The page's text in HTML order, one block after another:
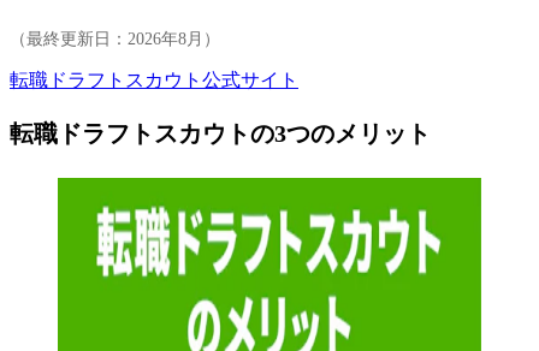
（最終更新日： 2026年8月 ）
転職ドラフトスカウト公式サイト
転職ドラフトスカウトの3つのメリット